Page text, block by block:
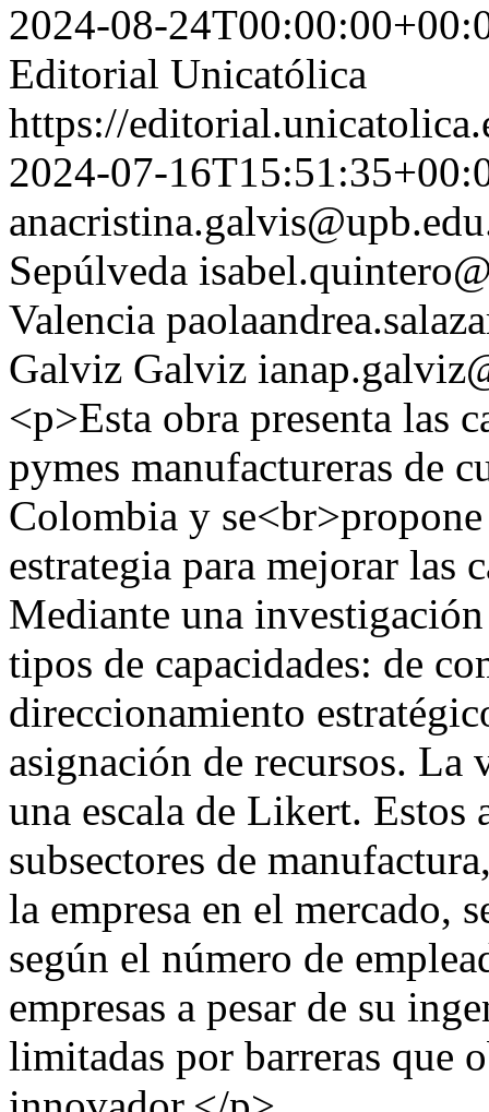
2024-08-
Editorial Unicatólica
https://
2024-07-
Sepúlveda
Valencia
Galviz Galviz
<p>Esta obra presenta las
pymes manufactureras de
Colombia y
estrategia para mejorar las
Mediante una
tipos de capacidades: de
direccionamiento
asignación de recursos. La
una escala de Likert. Estos
subsectores de
la empresa en el mercado,
según el número de
empresas a pesar de su
limitadas por barreras que